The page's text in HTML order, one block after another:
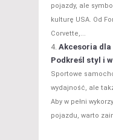
pojazdy, ale
kulturę USA. Od
Corvette,...
Akcesoria
Podkreśl styl i
Sportowe
wydajność, ale
Aby w pełni
pojazdu, warto